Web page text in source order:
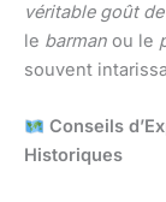
véritable goût
le barman ou le
souvent
Conseils
Historiques